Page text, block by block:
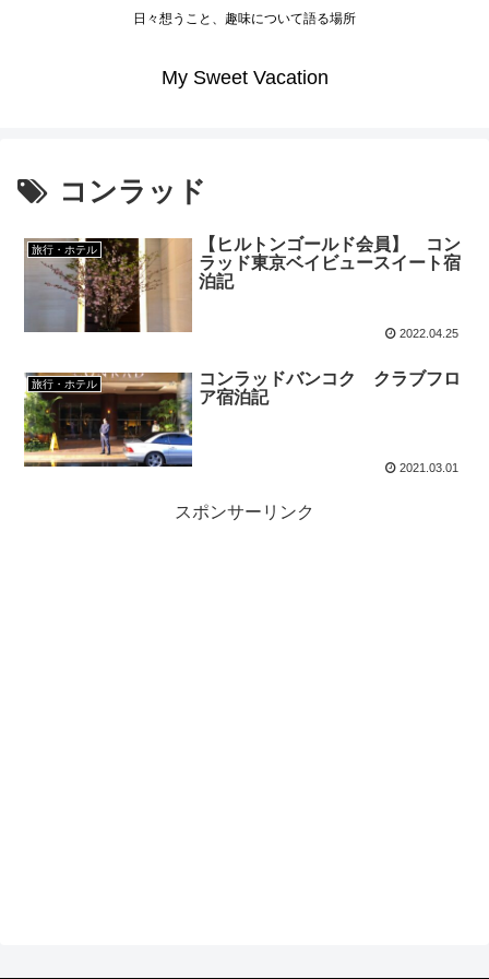
日々想うこと、趣味について語る場所
My Sweet Vacation
コンラッド
旅行・ホテル
【ヒルトンゴールド会員】 コン
ラッド東京ベイビュースイート宿
泊記
2022.04.25
旅行・ホテル
コンラッドバンコク クラブフロ
ア宿泊記
2021.03.01
スポンサーリンク